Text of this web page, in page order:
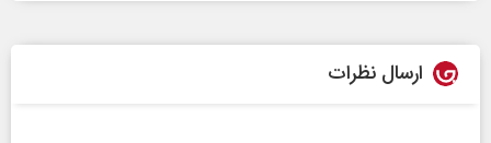
ارسال نظرات